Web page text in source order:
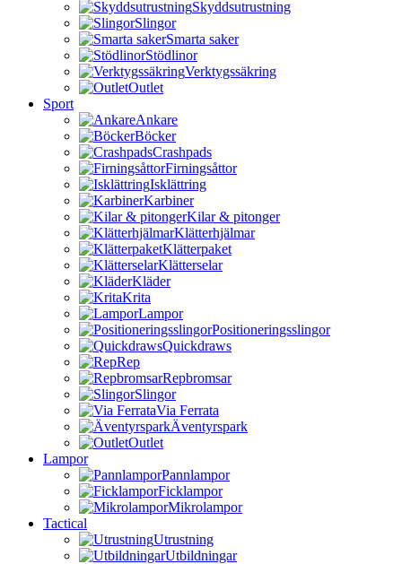
Skyddsutrustning
Slingor
Smarta saker
Stödlinor
Verktygssäkring
Outlet
Sport
Ankare
Böcker
Crashpads
Firningsåttor
Isklättring
Karbiner
Kilar & pitonger
Klätterhjälmar
Klätterpaket
Klätterselar
Kläder
Krita
Lampor
Positioneringsslingor
Quickdraws
Rep
Repbromsar
Slingor
Via Ferrata
Äventyrspark
Outlet
Lampor
Pannlampor
Ficklampor
Mikrolampor
Tactical
Utrustning
Utbildningar